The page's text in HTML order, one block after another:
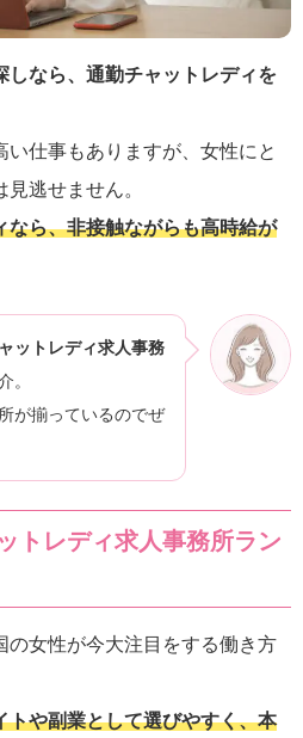
しなら、通勤チャットレディを
い仕事もありますが、女性にと
逃せません。
なら、非接触ながらも高時給が
ットレディ求人事務
。
が揃っているのでぜ
トレディ求人事務所ラン
の女性が今大注目をする働き方
トや副業として選びやすく、本